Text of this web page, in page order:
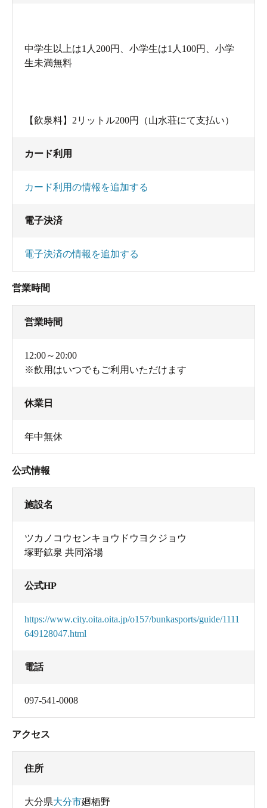
中学生以上は1人200円、小学生は1人100円、小学
生未満無料
【飲泉料】2リットル200円（山水荘にて支払い）
カード利用
カード利用の情報を追加する
電子決済
電子決済の情報を追加する
営業時間
営業時間
12:00～20:00
※飲用はいつでもご利用いただけます
休業日
年中無休
公式情報
施設名
ツカノコウセンキョウドウヨクジョウ
塚野鉱泉 共同浴場
公式HP
https://www.city.oita.oita.jp/o157/bunkasports/guide/1111
649128047.html
電話
097-541-0008
アクセス
住所
大分県大分市廻栖野